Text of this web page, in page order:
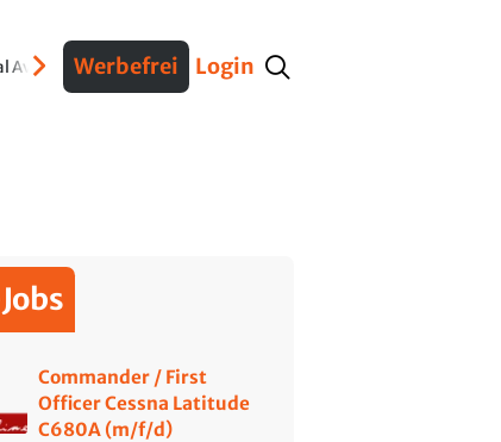
AviationVerteidigungInterviews Fracht
Werbefrei Login
Commander / First
Officer Cessna Latitude
C680A (m/f/d)